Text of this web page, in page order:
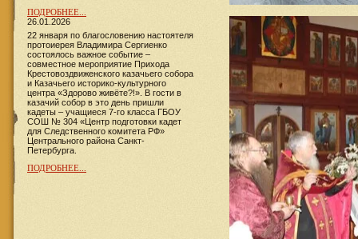
ПОДРОБНЕЕ...
26.01.2026
22 января по благословению настоятеля
протоиерея Владимира Сергиенко
состоялось важное событие –
совместное мероприятие Прихода
Крестовоздвиженского казачьего собора
и Казачьего историко-культурного
центра «Здорово живёте?!». В гости в
казачий собор в это день пришли
кадеты – учащиеся 7-го класса ГБОУ
СОШ № 304 «Центр подготовки кадет
для Следственного комитета РФ»
Центрального района Санкт-
Петербурга.
ПОДРОБНЕЕ...